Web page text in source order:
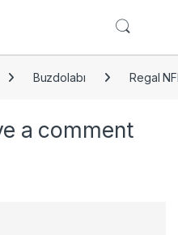
Buzdolabı Regal
a comment